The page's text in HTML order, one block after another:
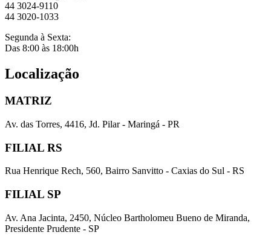
44 3024-9110
44 3020-1033
Segunda à Sexta:
Das 8:00 às 18:00h
Localização
MATRIZ
Av. das Torres, 4416, Jd. Pilar - Maringá - PR
FILIAL RS
Rua Henrique Rech, 560, Bairro Sanvitto - Caxias do Sul - RS
FILIAL SP
Av. Ana Jacinta, 2450, Núcleo Bartholomeu Bueno de Miranda,
Presidente Prudente - SP